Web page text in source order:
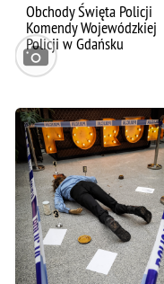
Obchody Święta Policji
Komendy Wojewódzkiej
Policji w Gdańsku